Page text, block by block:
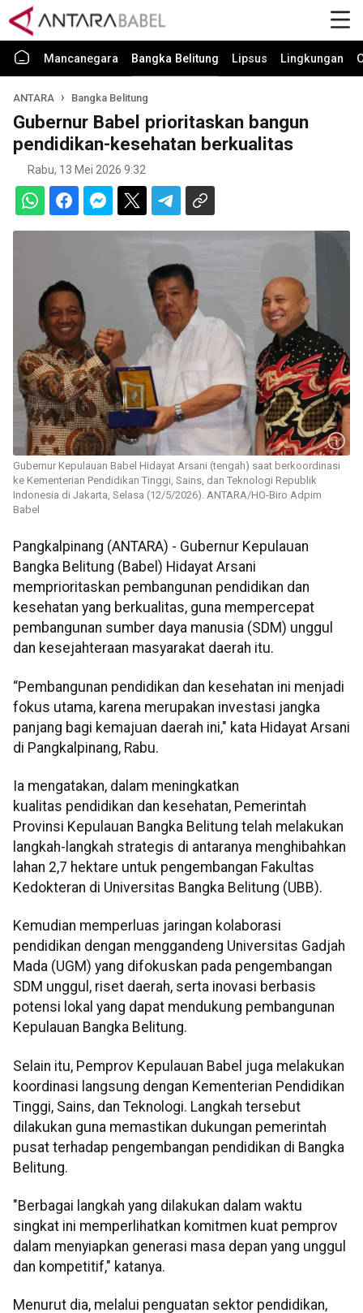
Mancanegara Bangka Belitung Lipsus Lingkungan
ANTARA Bangka Belitung
Gubernur Babel prioritaskan bangun
pendidikan-kesehatan berkualitas
Rabu, 13 Mei 2026 9:32
Gubernur Kepulauan Babel Hidayat Arsani (tengah) saat berkoordinasi
ke Kementerian Pendidikan Tinggi, Sains, dan Teknologi Republik
Indonesia di Jakarta, Selasa (12/5/2026). ANTARA/HO-Biro Adpim
Babel
Pangkalpinang (ANTARA) - Gubernur Kepulauan
Bangka Belitung (Babel) Hidayat Arsani
memprioritaskan pembangunan pendidikan dan
kesehatan yang berkualitas, guna mempercepat
pembangunan sumber daya manusia (SDM) unggul
dan kesejahteraan masyarakat daerah itu.
“Pembangunan pendidikan dan kesehatan ini menjadi
fokus utama, karena merupakan investasi jangka
panjang bagi kemajuan daerah ini," kata Hidayat Arsani
di Pangkalpinang, Rabu.
Ia mengatakan, dalam meningkatkan
kualitas pendidikan dan kesehatan, Pemerintah
Provinsi Kepulauan Bangka Belitung telah melakukan
langkah-langkah strategis di antaranya menghibahkan
lahan 2,7 hektare untuk pengembangan Fakultas
Kedokteran di Universitas Bangka Belitung (UBB).
Kemudian memperluas jaringan kolaborasi
pendidikan dengan menggandeng Universitas Gadjah
Mada (UGM) yang difokuskan pada pengembangan
SDM unggul, riset daerah, serta inovasi berbasis
potensi lokal yang dapat mendukung pembangunan
Kepulauan Bangka Belitung.
Selain itu, Pemprov Kepulauan Babel juga melakukan
koordinasi langsung dengan Kementerian Pendidikan
Tinggi, Sains, dan Teknologi. Langkah tersebut
dilakukan guna memastikan dukungan pemerintah
pusat terhadap pengembangan pendidikan di Bangka
Belitung.
"Berbagai langkah yang dilakukan dalam waktu
singkat ini memperlihatkan komitmen kuat pemprov
dalam menyiapkan generasi masa depan yang unggul
dan kompetitif," katanya.
Menurut dia, melalui penguatan sektor pendidikan,